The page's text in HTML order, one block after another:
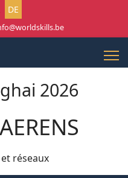
auswählen
DE
2026
réseaux